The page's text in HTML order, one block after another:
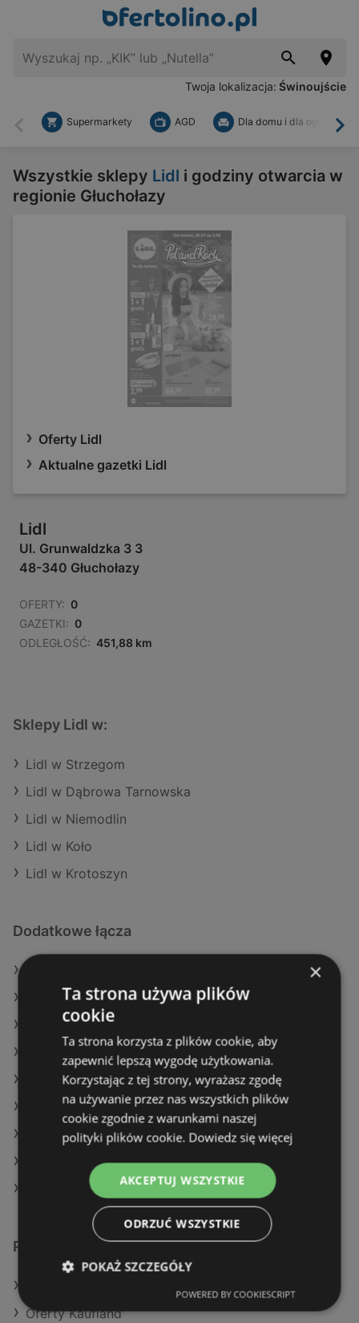
Twoja lokalizacja: Świnoujście
Wstecz
Supermarkety AGD Dla domu i dla ogrodu
Wszystkie sklepy Lidl i godziny otwarcia w
regionie Głuchołazy
Oferty Lidl
Aktualne gazetki Lidl
Lidl
Ul. Grunwaldzka 3 3
48-340 Głuchołazy
OFERTY: 0
GAZETKI: 0
ODLEGŁOŚĆ: 451,88 km
Sklepy Lidl w:
Lidl w Strzegom
Lidl w Dąbrowa Tarnowska
Lidl w Niemodlin
Lidl w Koło
Lidl w Krotoszyn
Dodatkowe łącza
Oferty Delikatesy Centrum
Oferty Carrefour
Aktualne gazetki Netto
Aktualne gazetki Eurocash
Aktualne gazetki Action
Aktualne gazetki Stokrotka
Aktualne gazetki Dealz
Sklepy Lidl w Międzyzdroje
Podobne sklepy detaliczne
Oferty Kaufland
×
Ta strona używa plików
cookie
Ta strona korzysta z plików cookie, aby
zapewnić lepszą wygodę użytkowania.
Korzystając z tej strony, wyrażasz zgodę
na używanie przez nas wszystkich plików
cookie zgodnie z warunkami naszej
polityki plików cookie. Dowiedz się więcej
AKCEPTUJ WSZYSTKIE
ODRZUĆ WSZYSTKIE
POKAŻ SZCZEGÓŁY
POWERED BY COOKIESCRIPT